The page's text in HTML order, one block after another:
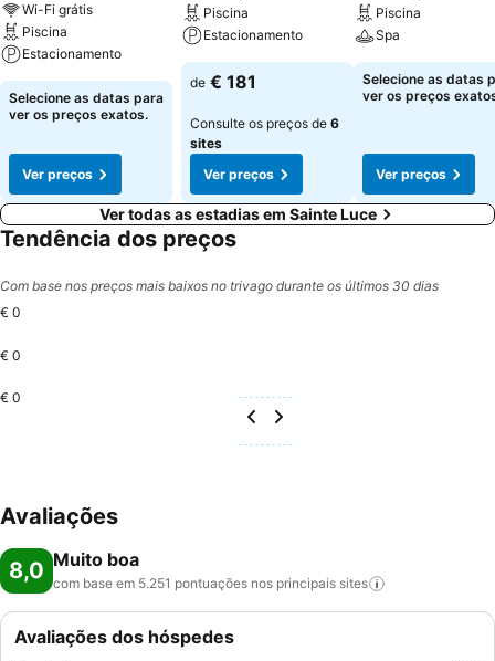
Wi-Fi grátis
Piscina
Estacionamento
Selecione as datas para
ver os preços exatos.
Ver preços
Piscina
Estacionamento
de € 181
Consulte os preços de 6
sites
Ver preços
Piscina
Spa
Selecione as datas
ver os preços
Ver preços
Ver todas as estadias em Sainte Luce
Tendência dos preços
Com base nos preços mais baixos no trivago durante os últimos 30 dias
€ 0
€ 0
€ 0
Avaliações
8,0 Muito boa
com base em 5.251 pontuações nos principais sites
Avaliações dos hóspedes